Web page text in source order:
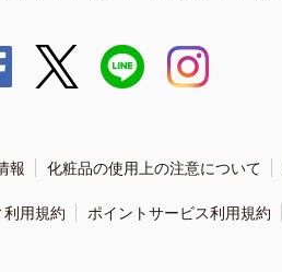
報 化粧品の使用上の注意について
用規約 ポイントサービス利用規約